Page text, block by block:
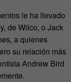
le ha llevado
de Wilco, o Jack
a quienes
su relación más
Andrew Bird